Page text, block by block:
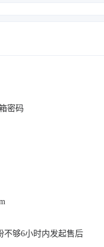
密码
不够6小时内发起售后